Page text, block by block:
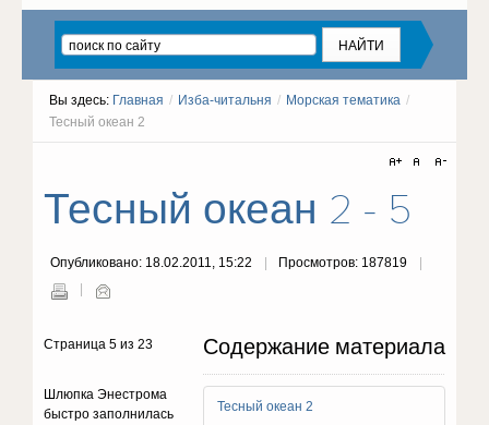
Вы здесь: Главная / Изба-читальня / Морская тематика /
Тесный океан 2
Тесный океан 2 - 5
Опубликовано: 18.02.2011, 15:22 Просмотров: 187819
Содержание материала
Тесный океан 2
Страница 5 из 23
Шлюпка Энестрома
быстро заполнилась